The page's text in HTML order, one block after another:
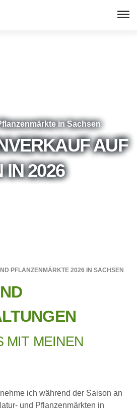
in Sachsen
AUF
IN 2026
PFLANZENMÄRKTE 2026 IN SACHSEN
MIT MEINEN
ich während der Saison an
und Pflanzenmärkten in